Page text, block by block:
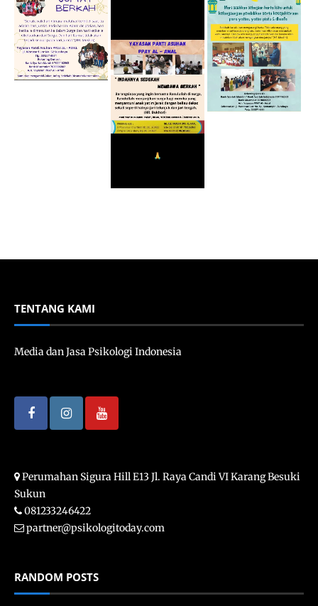
TENTANG KAMI
Media dan Jasa Psikologi Indonesia
Perumahan Sigura Hill E13 Jl. Raya Candi VI Karang Besuki
Sukun
081233246422
partner@psikologitoday.com
RANDOM POSTS